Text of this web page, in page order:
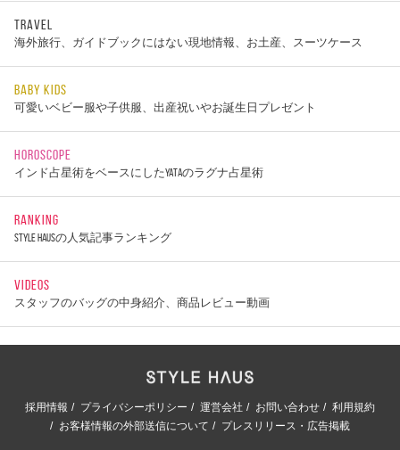
TRAVEL
海外旅行、ガイドブックにはない現地情報、お土産、スーツケース
BABY KIDS
可愛いベビー服や子供服、出産祝いやお誕生日プレゼント
HOROSCOPE
インド占星術をベースにしたYATAのラグナ占星術
RANKING
STYLE HAUSの人気記事ランキング
VIDEOS
スタッフのバッグの中身紹介、商品レビュー動画
採用情報 プライバシーポリシー 運営会社 お問い合わせ
利用規約
お客様情報の外部送信について
プレスリリース・広告掲載